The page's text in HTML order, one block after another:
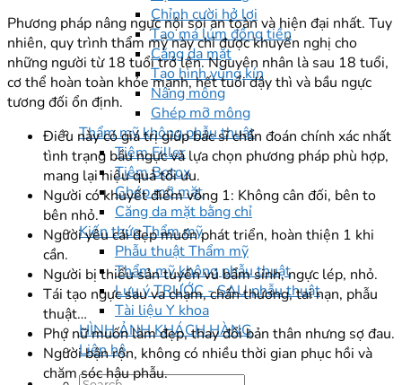
Chỉnh cười hở lợi
Tạo má lúm đồng tiền
Căng da mặt
Tạo hình vùng kín
Nâng mông
Ghép mỡ mông
Thẩm mỹ không phẫu thuật
Tiêm Filler
Tiêm Botox
Ghép mỡ mặt
Căng da mặt bằng chỉ
Kiến thức Thẩm mỹ
Phẫu thuật Thẩm mỹ
Thẩm mỹ không phẫu thuật
Lưu ý TRƯỚC - SAU phẫu thuật
Tài liệu Y khoa
HÌNH ẢNH KHÁCH HÀNG
Liên hệ
Phương pháp nâng ngực nội soi an toàn và hiện đại nhất. Tuy
nhiên, quy trình thẩm mỹ này chỉ được khuyến nghị cho
những người từ 18 tuổi trở lên. Nguyên nhân là sau 18 tuổi,
cơ thể hoàn toàn khỏe mạnh, hết tuổi dậy thì và bầu ngực
tương đối ổn định.
Điều này có giá trị giúp bác sĩ chẩn đoán chính xác nhất
tình trạng bầu ngực và lựa chọn phương pháp phù hợp,
mang lại hiệu quả tối ưu.
Người có khuyết điểm vòng 1: Không cân đối, bên to
bên nhỏ.
Người yêu cái đẹp muốn phát triển, hoàn thiện 1 khi
cần.
Người bị thiểu sản tuyến vú bẩm sinh, ngực lép, nhỏ.
Tái tạo ngực sau va chạm, chấn thương, tai nạn, phẫu
thuật…
Phụ nữ muốn làm đẹp, thay đổi bản thân nhưng sợ đau.
Người bận rộn, không có nhiều thời gian phục hồi và
chăm sóc hậu phẫu.